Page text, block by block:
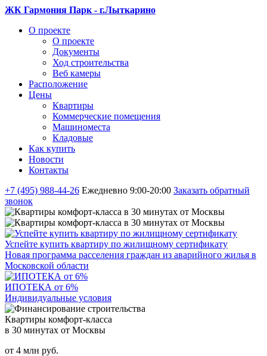
ЖК Гармония Парк - г.Лыткарино
О проекте
О проекте
Документы
Ход строительства
Веб камеры
Расположение
Цены
Квартиры
Коммерческие помещения
Машиноместа
Кладовые
Как купить
Новости
Контакты
+7 (495) 988-44-26 Ежедневно 9:00-20:00 Заказать обратный
звонок
Успейте купить квартиру по жилищному сертификату
Новая программа расселения граждан из аварийного жилья в
Московской области
ИПОТЕКА от 6%
Индивидуальные условия
Квартиры комфорт-класса
в 30 минутах от Москвы
от 4 млн руб.